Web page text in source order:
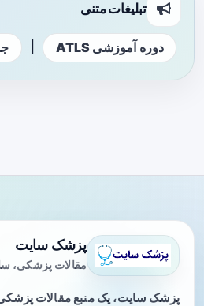
تبلیغات متنی
دوره آموزشی ATLS
پزشک سایت
مقالات پزشکی،
پزشک سایت، یک منبع مقالات